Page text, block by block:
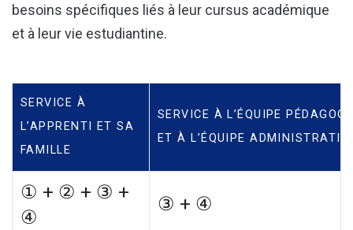
besoins spécifiques liés à leur cursus académique
et à leur vie estudiantine.
SERVICE À
L’APPRENTI ET SA
FAMILLE
SERVICE À L’ÉQUIPE
ET À L’ÉQUIPE
① + ② + ③ +
④
③ + ④